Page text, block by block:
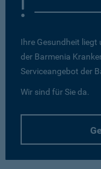
Ihre Gesundheit liegt
der Barmenia
Serviceangebot der
Wir sind für Sie da.